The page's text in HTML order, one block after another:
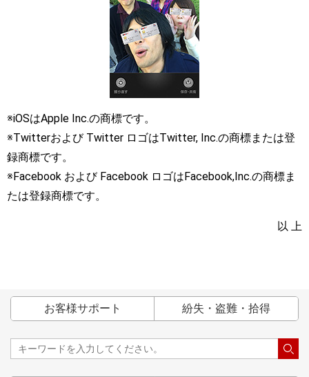
※iOSはApple Inc.の商標です。
※Twitterおよび Twitter ロゴはTwitter, Inc.の商標または登
録商標です。
※Facebook および Facebook ロゴはFacebook,Inc.の商標ま
たは登録商標です。
以 上
お客様サポート 紛失・盗難・拾得